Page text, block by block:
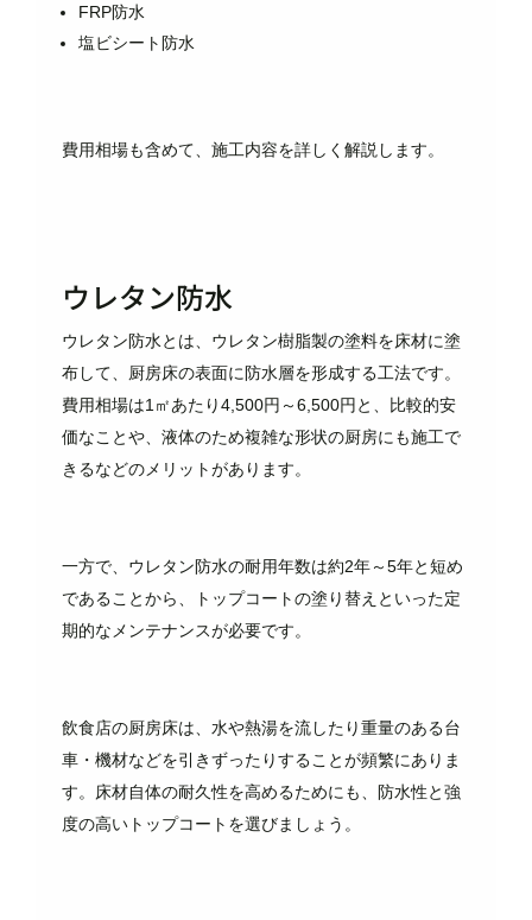
FRP防水
塩ビシート防水
費用相場も含めて、施工内容を詳しく解説します。
ウレタン防水
ウレタン防水とは、ウレタン樹脂製の塗料を床材に塗
布して、厨房床の表面に防水層を形成する工法です。
費用相場は1㎡あたり4,500円～6,500円と、比較的安
価なことや、液体のため複雑な形状の厨房にも施工で
きるなどのメリットがあります。
一方で、ウレタン防水の耐用年数は約2年～5年と短め
であることから、トップコートの塗り替えといった定
期的なメンテナンスが必要です。
飲食店の厨房床は、水や熱湯を流したり重量のある台
車・機材などを引きずったりすることが頻繁にありま
す。床材自体の耐久性を高めるためにも、防水性と強
度の高いトップコートを選びましょう。